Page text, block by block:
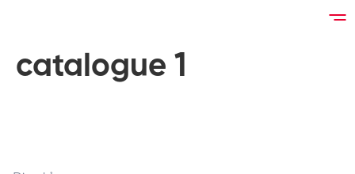
catalogue 1